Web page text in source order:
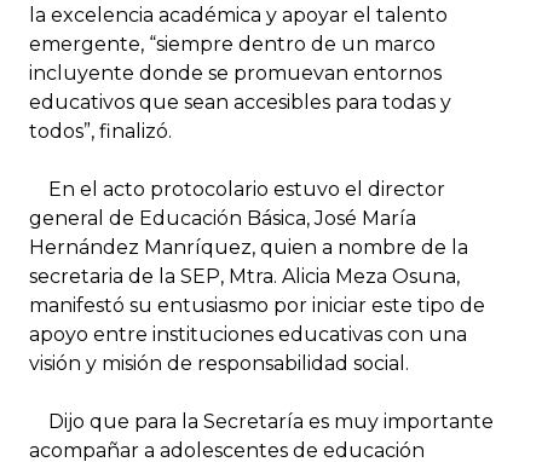
la excelencia académica y apoyar el talento
emergente, “siempre dentro de un marco
incluyente donde se promuevan entornos
educativos que sean accesibles para todas y
todos”, finalizó.
En el acto protocolario estuvo el director
general de Educación Básica, José María
Hernández Manríquez, quien a nombre de la
secretaria de la SEP, Mtra. Alicia Meza Osuna,
manifestó su entusiasmo por iniciar este tipo de
apoyo entre instituciones educativas con una
visión y misión de responsabilidad social.
Dijo que para la Secretaría es muy importante
acompañar a adolescentes de educación